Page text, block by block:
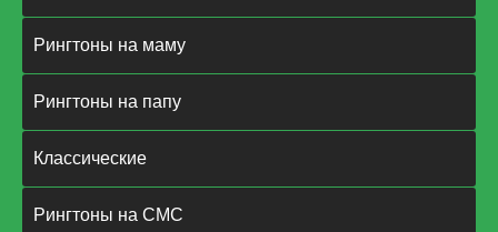
Рингтоны на маму
Рингтоны на папу
Классические
Рингтоны на СМС